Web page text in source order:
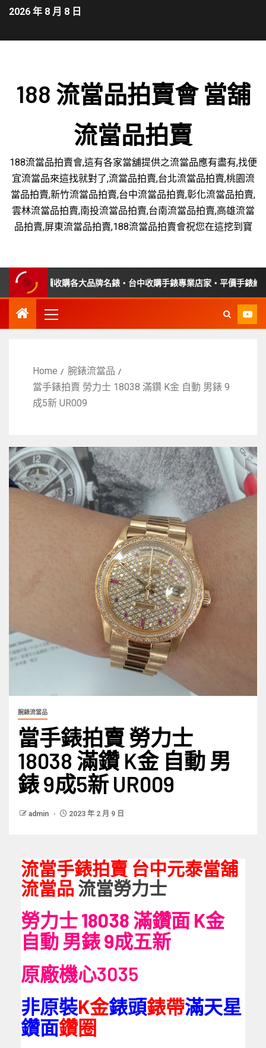
2026 年 8 月 8 日
188 流當品拍賣會 當舖
流當品拍賣
188流當品拍賣會,這有各家當舖提供之流當品應有盡有,找便
宜流當品來這找就對了,流當品拍賣,台北流當品拍賣,桃園流
當品拍賣,新竹流當品拍賣,台中流當品拍賣,彰化流當品拍賣,
雲林流當品拍賣,南投流當品拍賣,台南流當品拍賣,高雄流當
品拍賣,屏東流當品拍賣,188流當品拍賣會祝您在這挖到寶
高價收購各大品牌名錶・台中收購手錶專業店家・平價手錶維修
Home
腕錶流當品
當手錶拍賣 勞力士 18038 滿鑽 K金 自動 男錶 9
成5新 UR009
腕錶流當品
當手錶拍賣 勞力士
18038 滿鑽 K金 自動 男
錶 9成5新 UR009
admin 2023 年 2 月 9 日
流當手錶拍賣 台中元泰當舖
流當品 流當勞力士
勞力士 18038 滿鑽面 K金
自動 男錶 9成五新
原廠機心3035
非原裝K金錶頭錶帶滿天星
鑽面鑽圈